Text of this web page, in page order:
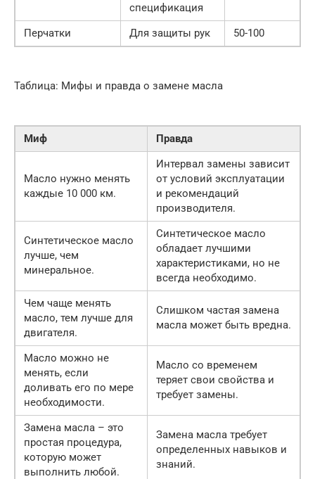
спецификация
Перчатки Для защиты рук 50-100
Таблица: Мифы и правда о замене масла
Миф Правда
Масло нужно менять
каждые 10 000 км.
Интервал замены зависит
от условий эксплуатации
и рекомендаций
производителя.
Синтетическое масло
лучше, чем
минеральное.
Синтетическое масло
обладает лучшими
характеристиками, но не
всегда необходимо.
Чем чаще менять
масло, тем лучше для
двигателя.
Слишком частая замена
масла может быть вредна.
Масло можно не
менять, если
доливать его по мере
необходимости.
Масло со временем
теряет свои свойства и
требует замены.
Замена масла – это
простая процедура,
которую может
выполнить любой.
Замена масла требует
определенных навыков и
знаний.